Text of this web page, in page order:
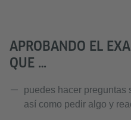
APROBANDO EL
QUE …
puedes hacer preguntas
así como pedir algo y